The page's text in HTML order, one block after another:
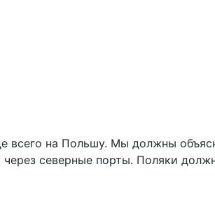
всего на Польшу. Мы должны
северные порты. Поляки